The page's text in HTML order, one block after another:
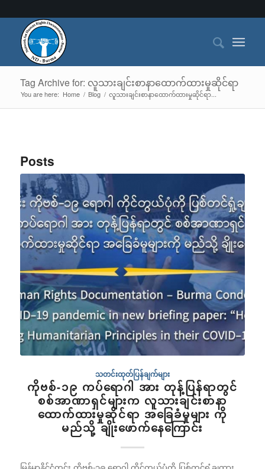
Tag Archive for: လူသားချင်းစာနာထောက်ထားမှုဆိုင်ရာ
You are here: Home / Blog / လူသားချင်းစာနာထောက်ထားမှုဆိုင်ရာ...
Posts
သတင်းထုတ်ပြန်ချက်များ
ကိုဗစ်-၁၉ ကပ်ရောဂါ အား တုန့်ပြန်ရာတွင်
စစ်အာဏာရှင်များက လူသားချင်းစာနာ
ထောက်ထားမှုဆိုင်ရာ အခြေခံမူများ ကို
မည်သို့ ချိုးဖောက်နေကြောင်း